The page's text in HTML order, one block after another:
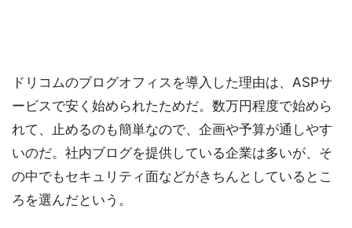
ドリコムのブログオフィスを導入した理由は、ASPサ
ービスで安く始められたためだ。数万円程度で始めら
れて、止めるのも簡単なので、企画や予算が通しやす
いのだ。社内ブログを提供している企業は多いが、そ
の中でもセキュリティ面などがきちんとしているとこ
ろを選んだという。